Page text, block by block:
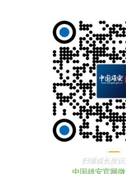
扫描或长按识
中国雄安官网